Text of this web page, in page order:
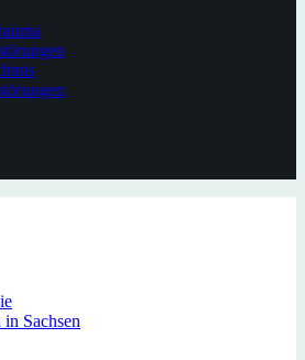
Sachsen